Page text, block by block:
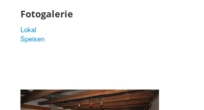
Fotogalerie
Lokal
Speisen